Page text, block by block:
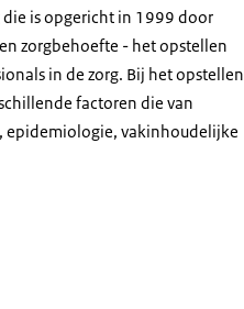
die is opgericht in 1999 door
zorgbehoefte - het opstellen
in de zorg. Bij het opstellen
factoren die van
epidemiologie, vakinhoudelijke